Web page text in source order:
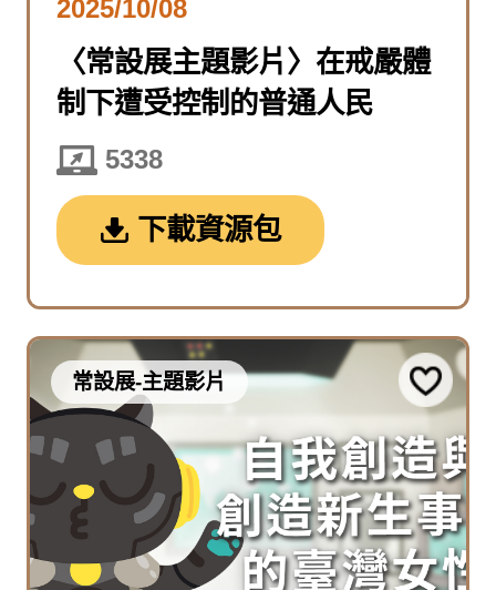
2025/10/08
〈常設展主題影片〉在戒嚴體
制下遭受控制的普通人民
5338
下載資源包
常設展-主題影片